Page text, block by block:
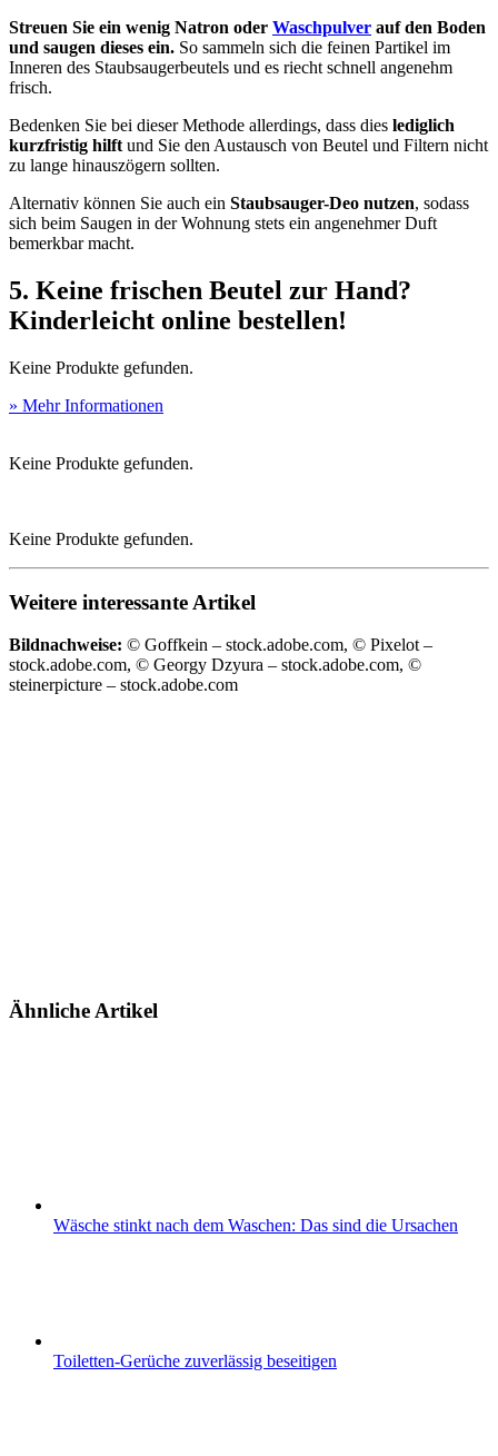
Streuen Sie ein wenig Natron oder Waschpulver auf den Boden
und saugen dieses ein. So sammeln sich die feinen Partikel im
Inneren des Staubsaugerbeutels und es riecht schnell angenehm
frisch.
Bedenken Sie bei dieser Methode allerdings, dass dies lediglich
kurzfristig hilft und Sie den Austausch von Beutel und Filtern nicht
zu lange hinauszögern sollten.
Alternativ können Sie auch ein Staubsauger-Deo nutzen, sodass
sich beim Saugen in der Wohnung stets ein angenehmer Duft
bemerkbar macht.
5. Keine frischen Beutel zur Hand?
Kinderleicht online bestellen!
Keine Produkte gefunden.
» Mehr Informationen
Keine Produkte gefunden.
Keine Produkte gefunden.
Weitere interessante Artikel
Bildnachweise: © Goffkein – stock.adobe.com, © Pixelot –
stock.adobe.com, © Georgy Dzyura – stock.adobe.com, ©
steinerpicture – stock.adobe.com
Ähnliche Artikel
Wäsche stinkt nach dem Waschen: Das sind die Ursachen
Toiletten-Gerüche zuverlässig beseitigen